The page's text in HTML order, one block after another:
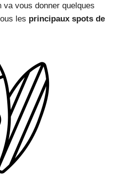
vous donner quelques
les principaux spots de